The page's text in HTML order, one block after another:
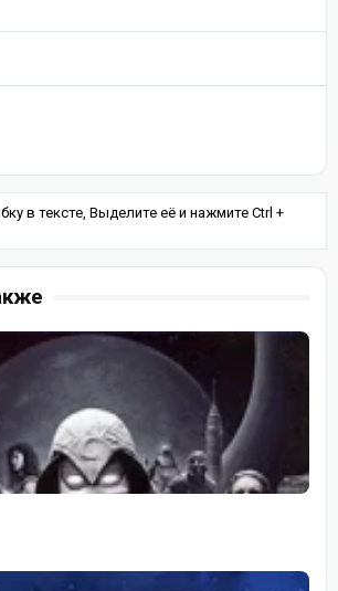
в тексте, Выделите её и нажмите Ctrl +